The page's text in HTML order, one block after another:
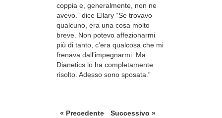
coppia e, generalmente, non ne
avevo.” dice Ellary “Se trovavo
qualcuno, era una cosa molto
breve. Non potevo affezionarmi
più di tanto, c’era qualcosa che mi
frenava dall’impegnarmi. Ma
Dianetics lo ha completamente
risolto. Adesso sono sposata.”
« Precedente Successivo »